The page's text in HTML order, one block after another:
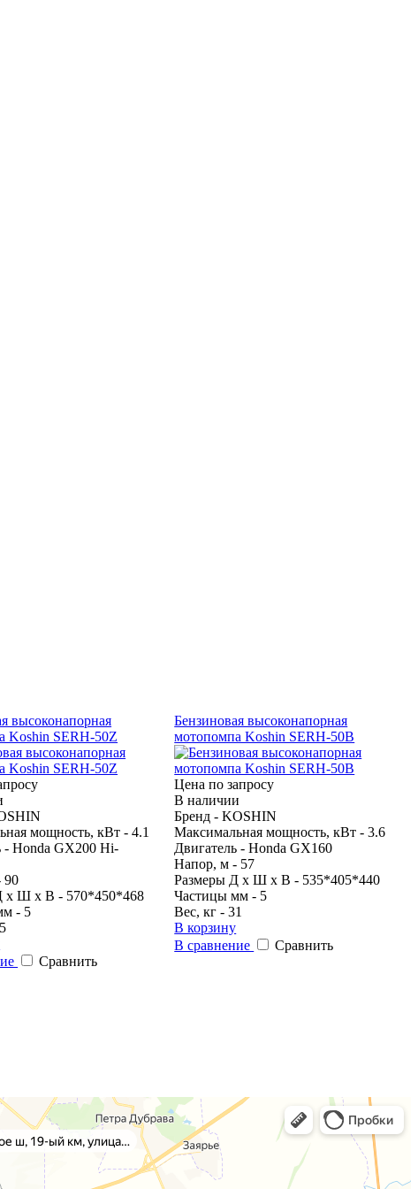
высоконапорная
Koshin SERH-50Z
мощность, кВт - 4.1
- Honda GX200 Hi-
90
х Ш х В - 570*450*468
- 5
Сравнить
Бензиновая высоконапорная
мотопомпа Koshin SERH-50B
Цена по запросу
В наличии
Бренд - KOSHIN
Максимальная мощность, кВт - 3.6
Двигатель - Honda GX160
Напор, м - 57
Размеры Д х Ш х В - 535*405*440
Частицы мм - 5
Вес, кг - 31
В корзину
В сравнение
Сравнить